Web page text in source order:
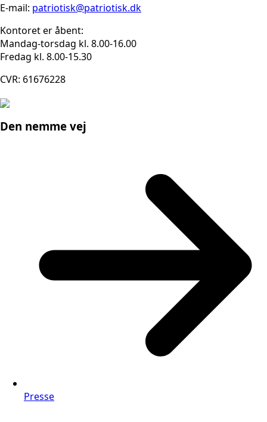
E-mail: patriotisk@patriotisk.dk
Kontoret er åbent:
Mandag-torsdag kl. 8.00-16.00
Fredag kl. 8.00-15.30
CVR: 61676228
Den nemme vej
Presse